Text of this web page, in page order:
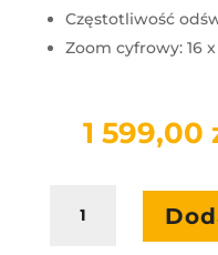
Częstotliwość
Zoom cyfrowy: 16 x
1 599,00
AVer